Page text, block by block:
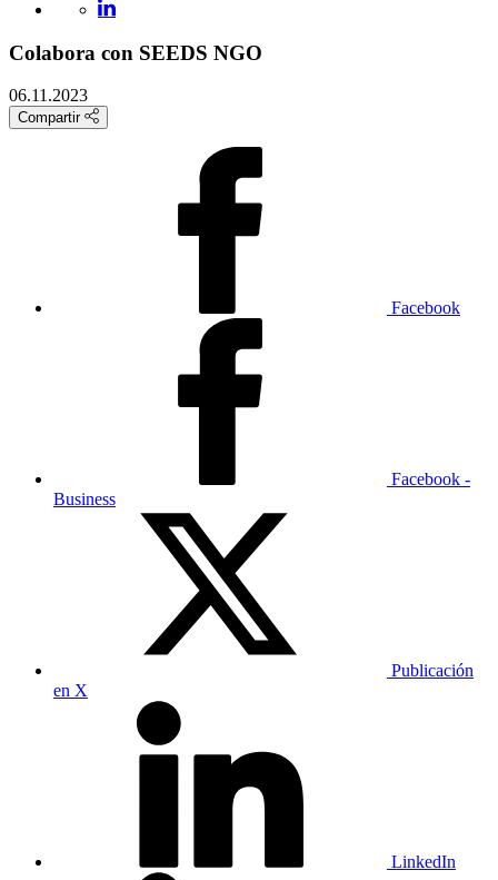
Colabora con SEEDS NGO
06.11.2023
Compartir
Facebook
Facebook -
Business
Publicación
en X
LinkedIn